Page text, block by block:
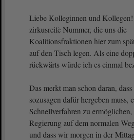
Liebe Kolleginnen und Kollegen!
zirkusreife Nummer, die uns die
Koalitionsfraktionen hier zum
auf den Tisch legen. Als eine
rückwärts würde ich es einmal
Das merkt man schon daran,
sozusagen dafür hergeben muss,
Schnellverfahren zu
Regierung auf dem normalen
und dass wir morgen in der